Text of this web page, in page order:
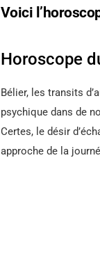
Voici
Horoscope
Bélier, les transits
psychique dans de
Certes, le désir
approche de la